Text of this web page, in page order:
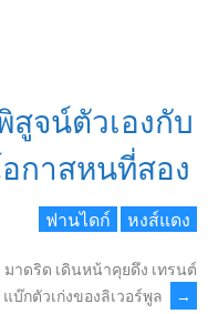
สูจน์ตัวเองกับ
กาสหนที่สอง
ฟานไดก์ หงส์แดง
มาดริด เดินหน้าคุยดึง เทรนต์
แบ๊กตัวเก่งของลิเวอร์พูล
→